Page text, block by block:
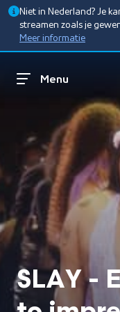
Niet in Nederland? Je
streamen zoals je
Meer informatie
Menu
SLAY -